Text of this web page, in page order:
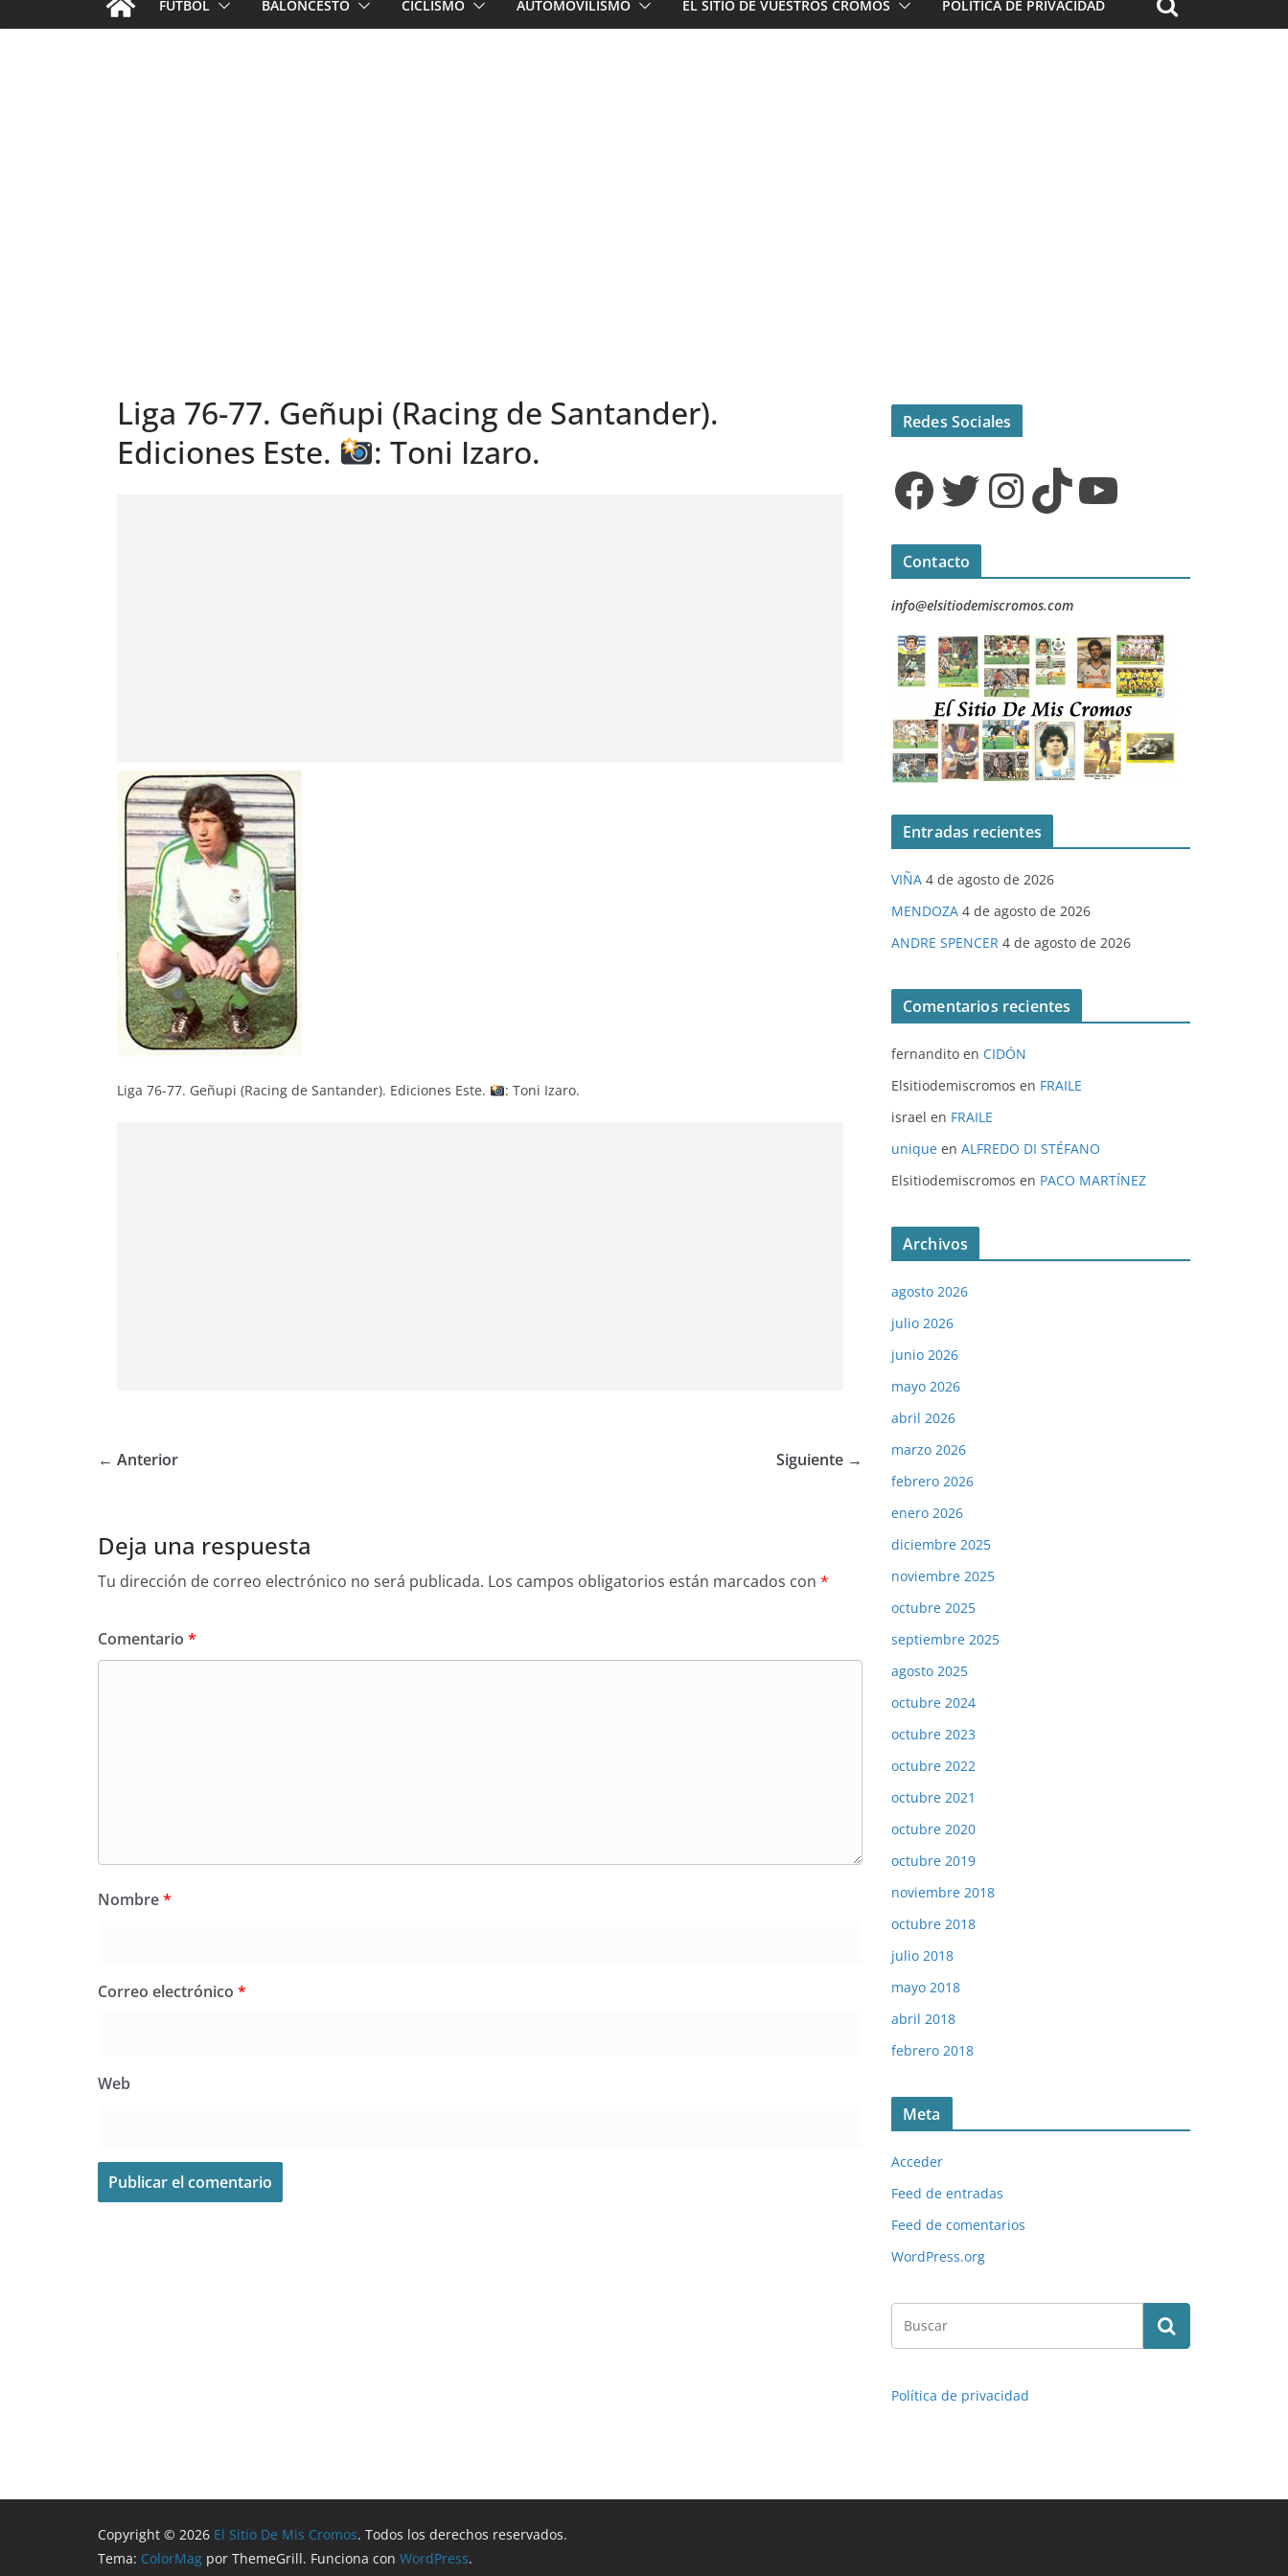
FÚTBOL BALONCESTO CICLISMO AUTOMOVILISMO EL SITIO DE VUESTROS CROMOS POLÍTICA DE PRIVACIDAD
Liga 76-77. Geñupi (Racing de Santander).
Ediciones Este.
: Toni Izaro.
Liga 76-77. Geñupi (Racing de Santander). Ediciones Este. : Toni Izaro.
← Anterior Siguiente →
Deja una respuesta
Tu dirección de correo electrónico no será publicada. Los campos obligatorios están marcados con *
Comentario *
Nombre*
Correo electrónico *
Web
Redes Sociales
Facebook Twitter InstagramTikTok YouTube
Contacto
info@elsitiodemiscromos.com
Entradas recientes
VIÑA 4 de agosto de 2026
MENDOZA 4 de agosto de 2026
ANDRE SPENCER 4 de agosto de 2026
Comentarios recientes
fernandito en CIDÓN
Elsitiodemiscromos en FRAILE
israel en FRAILE
unique en ALFREDO DI STÉFANO
Elsitiodemiscromos en PACO MARTÍNEZ
Archivos
agosto 2026
julio 2026
junio 2026
mayo 2026
abril 2026
marzo 2026
febrero 2026
enero 2026
diciembre 2025
noviembre 2025
octubre 2025
septiembre 2025
agosto 2025
octubre 2024
octubre 2023
octubre 2022
octubre 2021
octubre 2020
octubre 2019
noviembre 2018
octubre 2018
julio 2018
mayo 2018
abril 2018
febrero 2018
Meta
Acceder
Feed de entradas
Feed de comentarios
WordPress.org
Política de privacidad
Copyright © 2026 El Sitio De Mis Cromos. Todos los derechos reservados.
Tema: ColorMag por ThemeGrill. Funciona con WordPress.